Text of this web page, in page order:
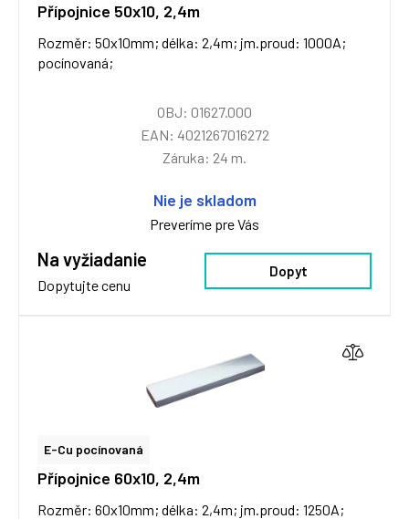
Přípojnice 50x10, 2,4m
Rozměr: 50x10mm; délka: 2,4m; jm.proud: 1000A;
pocínovaná;
OBJ: 01627.000
EAN: 4021267016272
Záruka: 24 m.
Nie je skladom
Preveríme pre Vás
Na vyžiadanie
Dopytujte cenu
Dopyt
E-Cu pocínovaná
Přípojnice 60x10, 2,4m
Rozměr: 60x10mm; délka: 2,4m; jm.proud: 1250A;